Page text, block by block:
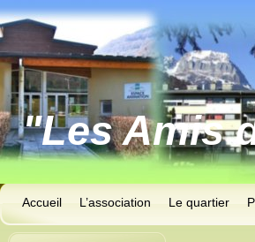
"Les Amis
Accueil L’association Le quartier